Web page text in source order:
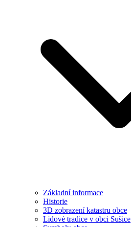
Základní informace
Historie
3D zobrazení katastru obce
Lidové tradice v obci Sušice